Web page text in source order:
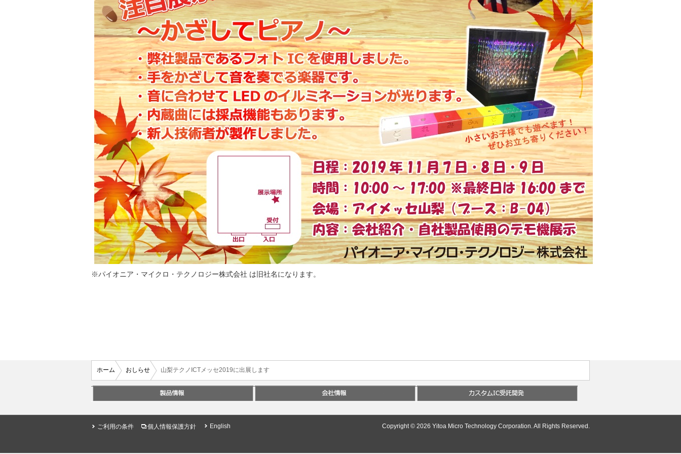
※パイオニア・マイクロ・テクノロジー株式会社 は旧社名になります。
ホーム おしらせ 山梨テクノICTメッセ2019に出展します
ご利用の条件 個人情報保護方針 English Copyright © 2026 Yitoa Micro Technology Corporation. All Rights Reserved.